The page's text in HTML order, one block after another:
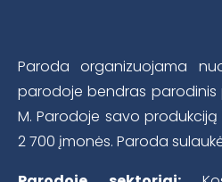
Paroda organizuojama
parodoje bendras parodinis
M. Parodoje savo
2 700 įmonės. Paroda